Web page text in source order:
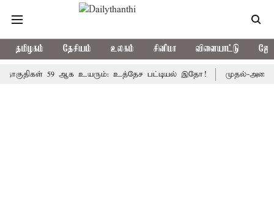
தமிழகம் தேசியம் உலகம் சினிமா விளையாட்டு
59 ஆக உயரும்: உத்தேச பட்டியல் இதோ! முதல்-அமைச்சர்